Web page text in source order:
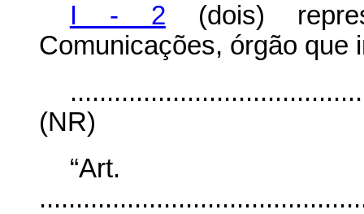
I - 2 (dois)
Comunicações, órgão que
(NR)